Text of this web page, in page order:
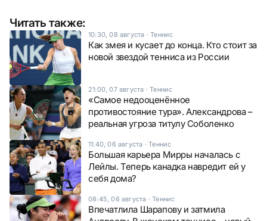
Читать также:
10:30, 08 августа ·Теннис
Как змея и кусает до конца. Кто стоит за
новой звездой тенниса из России
21:00, 07 августа ·Теннис
«Самое недооценённое
противостояние тура». Александрова –
реальная угроза титулу Соболенко
11:40, 06 августа ·Теннис
Большая карьера Мирры началась с
Лейлы. Теперь канадка навредит ей у
себя дома?
08:45, 06 августа ·Теннис
Впечатлила Шарапову и затмила